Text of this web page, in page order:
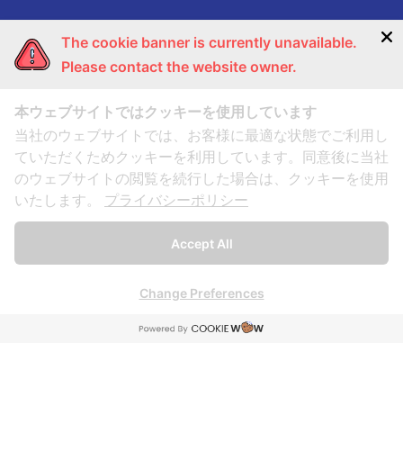
エリア一覧
サービス紹介
ゴルフレッスン
ゴルフ工房
送迎サービス
プロゴルファー監修
The cookie banner is currently unavailable.
Please contact the website owner.
本ウェブサイトではクッキーを使用しています
当社のウェブサイトでは、お客様に最適な状態でご利用し
ていただくためクッキーを利用しています。同意後に当社
のウェブサイトの閲覧を続行した場合は、クッキーを使用
いたします。
プライバシーポリシー
Accept All
Change Preferences